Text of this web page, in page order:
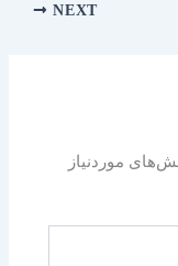
NEXT
موردنیاز